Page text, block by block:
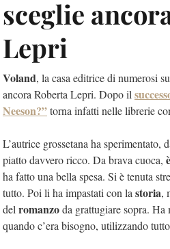
sceglie
Lepri
Voland, la casa editrice di numerosi
ancora Roberta Lepri. Dopo il
Neeson?”torna infatti nelle librerie
L’autrice grossetana ha sperimentato,
piatto davvero ricco. Da brava cuoca,
ha fatto una bella spesa. Si è tenuta
tutto. Poi li ha impastati con la storia,
del romanzoda grattugiare sopra.
quando c’era bisogno, utilizzando